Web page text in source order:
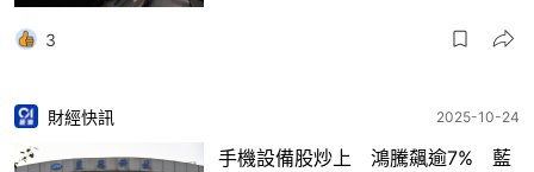
3
財經快訊 2025-10-24
手機設備股炒上 鴻騰飆逾7% 藍